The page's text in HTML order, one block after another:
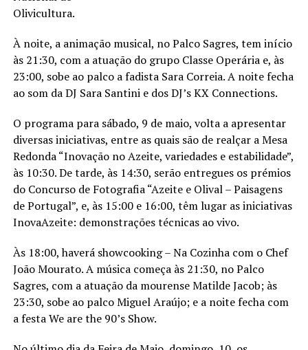
Olivicultura.
À noite, a animação musical, no Palco Sagres, tem início
às 21:30, com a atuação do grupo Classe Operária e, às
23:00, sobe ao palco a fadista Sara Correia. A noite fecha
ao som da DJ Sara Santini e dos DJ’s KX Connections.
O programa para sábado, 9 de maio, volta a apresentar
diversas iniciativas, entre as quais são de realçar a Mesa
Redonda “Inovação no Azeite, variedades e estabilidade”,
às 10:30. De tarde, às 14:30, serão entregues os prémios
do Concurso de Fotografia “Azeite e Olival – Paisagens
de Portugal”, e, às 15:00 e 16:00, têm lugar as iniciativas
InovaAzeite: demonstrações técnicas ao vivo.
Às 18:00, haverá showcooking – Na Cozinha com o Chef
João Mourato. A música começa às 21:30, no Palco
Sagres, com a atuação da mourense Matilde Jacob; às
23:30, sobe ao palco Miguel Araújo; e a noite fecha com
a festa We are the 90’s Show.